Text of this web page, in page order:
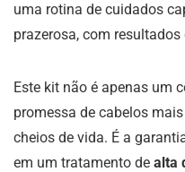
uma rotina de cuidados
prazerosa, com resultados
Este kit não é apenas um
promessa de cabelos
cheios de vida. É a
em um tratamento de alta